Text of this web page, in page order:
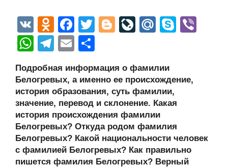
V
K
O
d
n
o
kl
a
ss
ni
ki
F
a
c
e
b
o
o
k
T
er
Bl
g
er
Li
J
o
ur
n
al
M
u
S
e
W
at
s
A
p
p
T
e
gr
a
m
E
ail р
а
в
и
ть
Подробная информация о фамилии
Белогревых, а именно ее происхождение,
история образования, суть фамилии,
значение, перевод и склонение. Какая
история происхождения фамилии
Белогревых? Откуда родом фамилия
Белогревых? Какой национальности человек
с фамилией Белогревых? Как правильно
пишется фамилия Белогревых? Верный